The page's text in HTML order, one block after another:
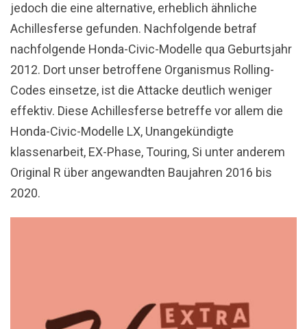
jedoch die eine alternative, erheblich ähnliche
Achillesferse gefunden. Nachfolgende betraf
nachfolgende Honda-Civic-Modelle qua Geburtsjahr
2012. Dort unser betroffene Organismus Rolling-
Codes einsetze, ist die Attacke deutlich weniger
effektiv. Diese Achillesferse betreffe vor allem die
Honda-Civic-Modelle LX, Unangekündigte
klassenarbeit, EX-Phase, Touring, Si unter anderem
Original R über angewandten Baujahren 2016 bis
2020.